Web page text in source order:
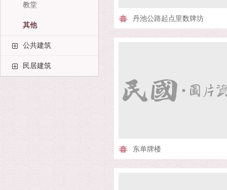
教堂
其他
公共建筑
民居建筑
丹池公路起点里数牌坊
东单牌楼